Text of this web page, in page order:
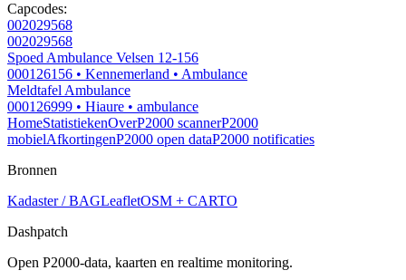
Capcodes:
002029568
002029568
Spoed Ambulance Velsen 12-156
000126156 • Kennemerland • Ambulance
Meldtafel Ambulance
000126999 • Hiaure • ambulance
HomeStatistiekenOverP2000 scannerP2000
mobielAfkortingenP2000 open dataP2000 notificaties
Bronnen
Kadaster / BAGLeafletOSM + CARTO
Dashpatch
Open P2000-data, kaarten en realtime monitoring.